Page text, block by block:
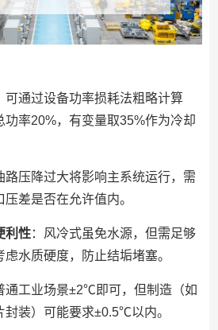
可通过设备功率损耗法粗略计算
功率20%，有变量取35%作为冷却
路压降过大将影响主系统运行，需
差是否在允许值内。
利性：风冷式虽免水源，但需足够
水质硬度，防止结垢堵塞。
通工业场景±2℃即可，但制造（如
封装）可能要求±0.5℃以内。